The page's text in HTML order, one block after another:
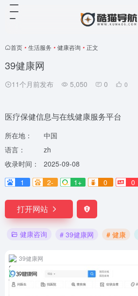
首页 • 生活服务 • 健康咨询 • 正文
39健康网
11个月前发布 5,050 0 0
医疗保健信息与在线健康服务平台
所在地：
中国
语言：
zh
收录时间：
2025-09-08
1
2- 1+ 0 0
打开网站
健康咨询 # 39健康网 # 健康
39健康网